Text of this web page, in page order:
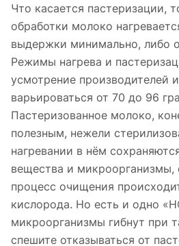
Что касается пастеризации,
обработки молоко
выдержки минимально, либо
Режимы нагрева и
усмотрение производителей
варьироваться от 70 до 96
Пастеризованное молоко,
полезным, нежели
нагревании в нём
вещества и микроорганизмы,
процесс очищения
кислорода. Но есть и одно
микроорганизмы гибнут при
спешите отказываться от